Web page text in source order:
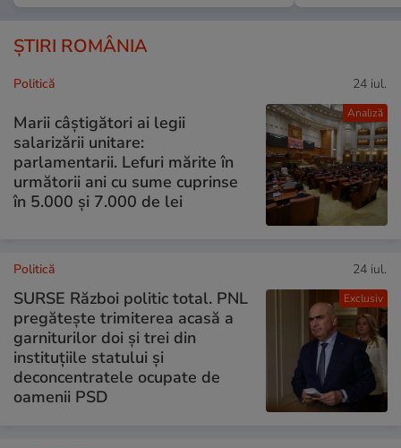
ȘTIRI ROMÂNIA
Analiză
Politică 24 iul.
Marii câștigători ai legii
salarizării unitare:
parlamentarii. Lefuri mărite în
următorii ani cu sume cuprinse
în 5.000 și 7.000 de lei
Exclusiv
Politică 24 iul.
SURSE Război politic total. PNL
pregătește trimiterea acasă a
garniturilor doi și trei din
instituțiile statului și
deconcentratele ocupate de
oamenii PSD